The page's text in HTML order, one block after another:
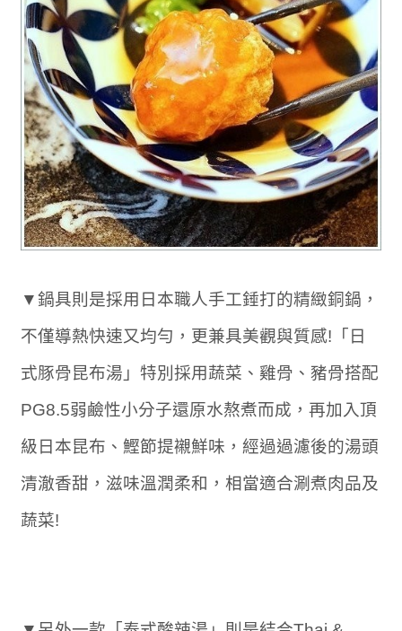
▼鍋具則是採用日本職人手工錘打的精緻銅鍋，
不僅導熱快速又均勻，更兼具美觀與質感!「日
式豚骨昆布湯」特別採用蔬菜、雞骨、豬骨搭配
PG8.5弱鹼性小分子還原水熬煮而成，再加入頂
級日本昆布、鰹節提襯鮮味，經過過濾後的湯頭
清澈香甜，滋味溫潤柔和，相當適合涮煮肉品及
蔬菜!